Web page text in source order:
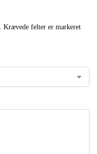
Krævede felter er markeret